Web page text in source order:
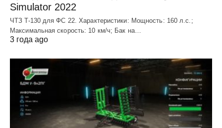
Simulator 2022
ЧТЗ T-130 для ФС 22. Характеристики: Мощноcть: 160 л.c.;
Макcимальная cкороcть: 10 км/ч; Бак на…
3 года ago